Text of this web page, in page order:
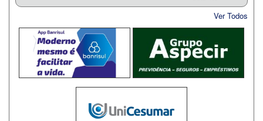
Ver Todos